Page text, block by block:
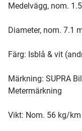
Medelvägg, nom.
Diameter, nom. 7.1
Färg: Isblå & vit
Märkning: SUPRA
Metermärkning
Vikt: Nom. 56 kg/km